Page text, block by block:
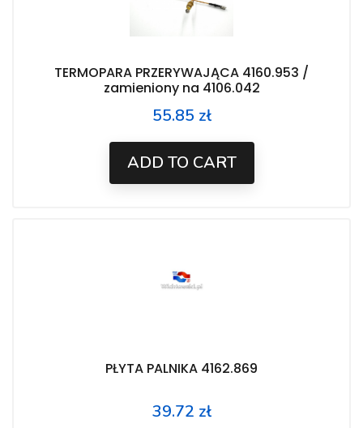
TERMOPARA PRZERYWAJĄCA 4160.953 /
zamieniony na 4106.042
Price
55.85 zł
ADD TO CART
PŁYTA PALNIKA 4162.869
Price
39.72 zł